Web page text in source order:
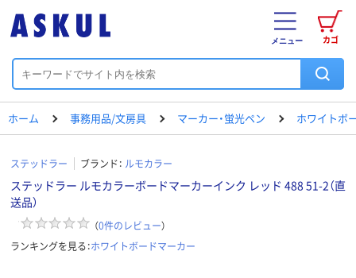
カゴ
メニュー
ホーム 事務用品/文房具 マーカー・蛍光ペン ホワイトボ
ステッドラー ブランド： ルモカラー
ステッドラー ルモカラーボードマーカーインク レッド 488 51-2（直
送品）
（0件のレビュー）
ランキングを見る：ホワイトボードマーカー